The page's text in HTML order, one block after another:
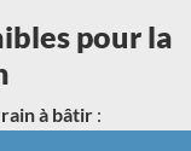
pour la
à bâtir :